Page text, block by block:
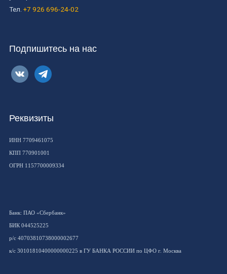
Тел. +7 926 696-24-02
Подпишитесь на нас
vkontaktetelegram
Реквизиты
ИНН 7709461075
КПП 770901001
ОГРН 1157700009334
Банк: ПАО «Сбербанк»
БИК 044525225
р/с 40703810738000002677
к/с 30101810400000000225 в ГУ БАНКА РОССИИ по ЦФО г. Москва